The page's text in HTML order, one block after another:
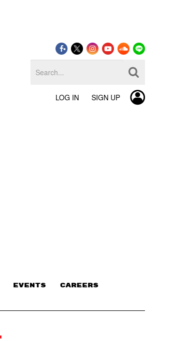
LOG IN SIGN UP
EVENTS CAREERS